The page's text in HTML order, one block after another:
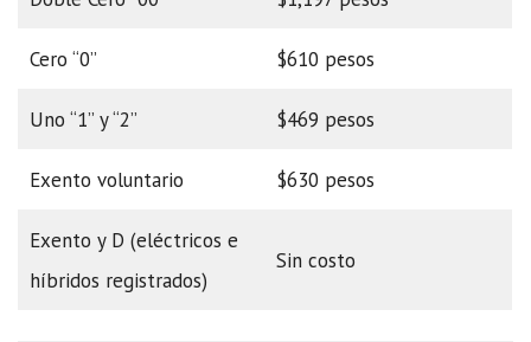
Cero “0” $610 pesos
Uno “1” y “2” $469 pesos
Exento voluntario $630 pesos
Exento y D (eléctricos e
híbridos registrados)
Sin costo